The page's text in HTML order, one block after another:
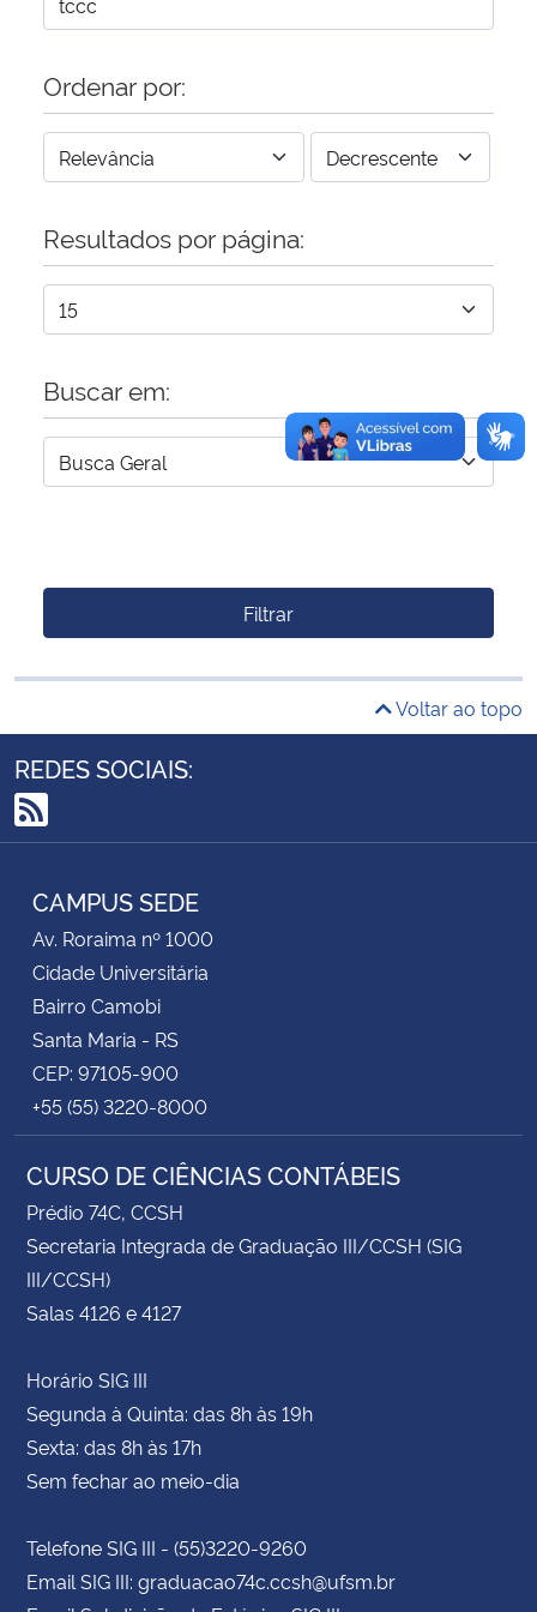
Secretaria de Governo
Gabinete de Segurança Institucional
Advocacia-Geral da União
Banco Central do Brasil
Ordenar por:
Resultados por página:
Buscar em:
Filtrar
Voltar ao topo
REDES SOCIAIS:
RSS
CAMPUS SEDE
Av. Roraima nº 1000
Cidade Universitária
Bairro Camobi
Santa Maria - RS
CEP: 97105-900
+55 (55) 3220-8000
CURSO DE CIÊNCIAS CONTÁBEIS
Prédio 74C, CCSH
Secretaria Integrada de Graduação III/CCSH (SIG
III/CCSH)
Salas 4126 e 4127
Horário SIG III
Segunda à Quinta: das 8h às 19h
Sexta: das 8h às 17h
Sem fechar ao meio-dia
Telefone SIG III - (55)3220-9260
Email SIG III: graduacao74c.ccsh@ufsm.br